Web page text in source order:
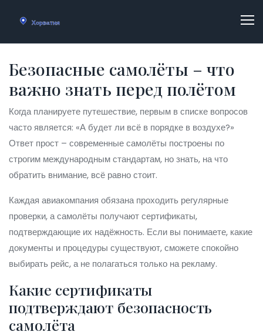
Безопасные самолёты – что
важно знать перед полётом
Когда планируете путешествие, первым в списке вопросов
часто является: «А будет ли всё в порядке в воздухе?»
Ответ прост – современные самолёты построены по
строгим международным стандартам, но знать, на что
обратить внимание, всё равно стоит.
Каждая авиакомпания обязана проходить регулярные
проверки, а самолёты получают сертификаты,
подтверждающие их надёжность. Если вы понимаете, какие
документы и процедуры существуют, сможете спокойно
выбирать рейс, а не полагаться только на рекламу.
Какие сертификаты
подтверждают безопасность
самолёта